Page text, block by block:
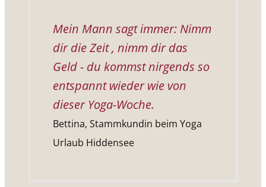
Mein Mann sagt immer: Nimm
dir die Zeit , nimm dir das
Geld - du kommst nirgends so
entspannt wieder wie von
dieser Yoga-Woche.
Bettina, Stammkundin beim Yoga
Urlaub Hiddensee